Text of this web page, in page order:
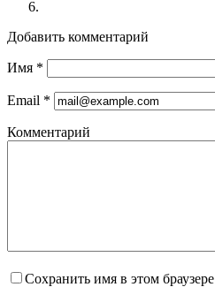
Добавить комментарий
Имя *
Email *
Комментарий
Сохранить имя в этом браузере